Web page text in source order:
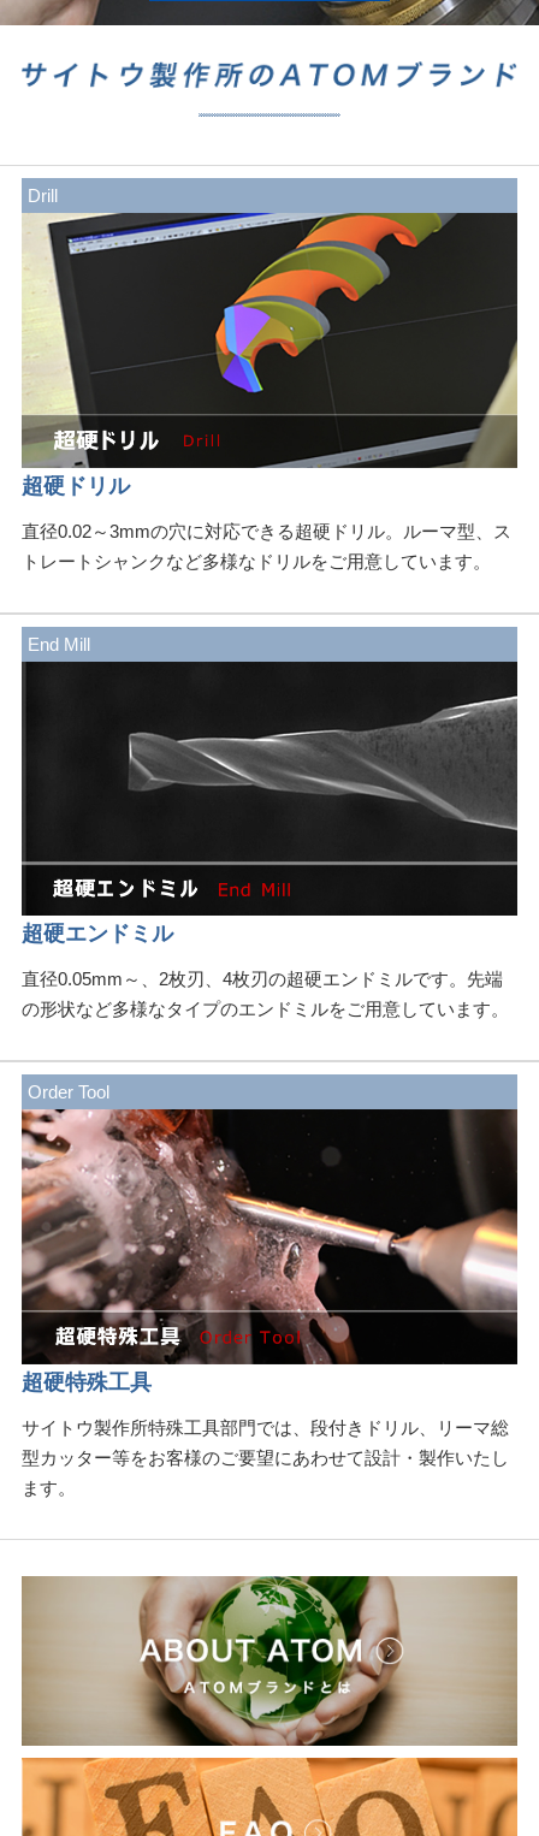
Drill
超硬ドリル
直径0.02～3mmの穴に対応できる超硬ドリル。ルーマ型、ス
トレートシャンクなど多様なドリルをご用意しています。
End Mill
超硬エンドミル
直径0.05mm～、2枚刃、4枚刃の超硬エンドミルです。先端
の形状など多様なタイプのエンドミルをご用意しています。
Order Tool
超硬特殊工具
サイトウ製作所特殊工具部門では、段付きドリル、リーマ総
型カッター等をお客様のご要望にあわせて設計・製作いたし
ます。